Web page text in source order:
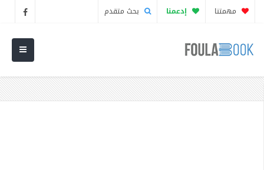
مهمتنا إدعمنا بحث متقدم